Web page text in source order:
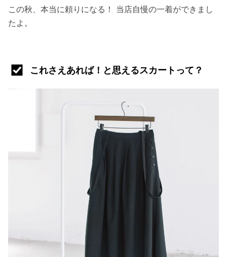
この秋、本当に頼りになる！ 当店自慢の一着ができまし
たよ。
これさえあれば！と思えるスカートって？